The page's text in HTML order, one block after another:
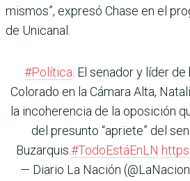
mismos”, expresó Chase en el
de Unicanal.
#Política . El senador y líder
Colorado en la Cámara Alta,
la incoherencia de la oposición
del presunto “apriete” del
Buzarquis.#TodoEstáEnLN
— Diario La Nación